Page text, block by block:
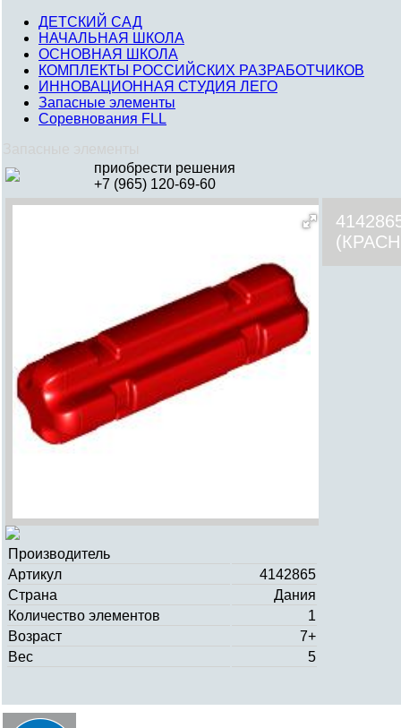
ДЕТСКИЙ САД
НАЧАЛЬНАЯ ШКОЛА
ОСНОВНАЯ ШКОЛА
КОМПЛЕКТЫ РОССИЙСКИХ РАЗРАБОТЧИКОВ
ИННОВАЦИОННАЯ СТУДИЯ ЛЕГО
Запасные элементы
Соревнования FLL
приобрести решения
+7 (965) 120-69-60
Производитель
Артикул
4142865
Страна
Дания
Количество элементов
1
Возраст
7+
Вес
5